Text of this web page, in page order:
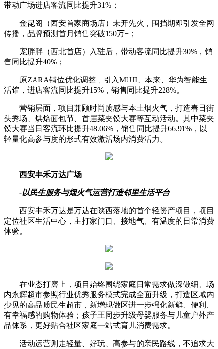
带动广场进店客流同比提升31%；
金昆阁（西安首家商场店）未开先火，围挡期即引发全网
传播，品牌预测首月销售突破150万+；
宠胖胖（西北首店）入驻后，带动客流同比提升30%，销
售同比提升40%；
原ZARA铺位优化调整，引入MUJI、本来、华为智能生
活馆，进店客流同比提升15%，销售同比提升228%。
营销层面，项目兼顾时尚质感与本土烟火气，打造春日街
头秀场、烘焙面包节、首届菜夹馍大赛等互动活动。其中菜夹
馍大赛当日客流环比提升48.06%，销售同比提升66.91%，以
轻量化高参与度的形式有效激活场内消费活力。
西安丰禾万达广场
-以民生服务与烟火气运营打造邻里生活平台
西安丰禾万达是万达在陕西落地的首个轻资产项目，项目
定位社区生活中心，主打家门口、接地气、有温度的日常消费
体验。
在业态打磨上，项目始终围绕家庭日常需求做深做细。场
内永辉超市参照行业优秀服务模式完成全面升级，打造区域内
少见的高品质民生超市，新增现做区进一步强化新鲜、便利、
有幸福感的购物体验；孩子王同步升级母婴服务与儿童户外产
品体系，更好贴合社区家庭一站式育儿消费需求。
活动运营则走轻量、好玩、高参与的亲民路线，不追求大